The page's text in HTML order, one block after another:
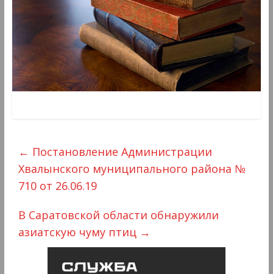
← Постановление Администрации
Хвалынского муниципального района №
710 от 26.06.19
В Саратовской области обнаружили
азиатскую чуму птиц →